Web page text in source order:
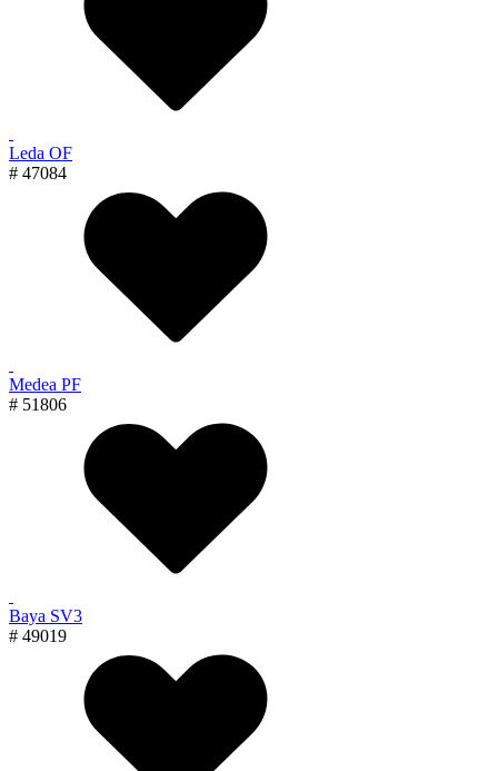
Leda OF
# 47084
Medea PF
# 51806
Baya SV3
# 49019